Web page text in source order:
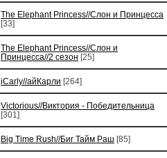
The Elephant Princess//Слон и Принцесса
[33]
The Elephant Princess//Слон и
Принцесса//2 сезон [25]
iCarly//айКарли [264]
Victorious//Виктория - Победительница
[301]
Big Time Rush//Биг Тайм Раш [85]